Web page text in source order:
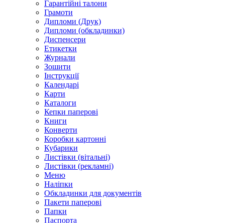
Гарантійні талони
Грамоти
Дипломи (Друк)
Дипломи (обкладинки)
Диспенсери
Етикетки
Журнали
Зошити
Інструкції
Календарі
Карти
Каталоги
Кепки паперові
Книги
Конверти
Коробки картонні
Кубарики
Листівки (вітальні)
Листівки (рекламні)
Меню
Наліпки
Обкладинки для документів
Пакети паперові
Папки
Паспорта